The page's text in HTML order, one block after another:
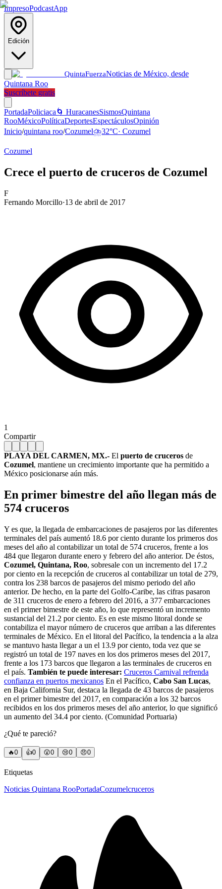
ImpresoPodcastApp
Edición
QuintaFuerzaNoticias de México, desde
Quintana Roo
Suscríbete gratis
PortadaPoliciaca 🌀 HuracanesSismosQuintana
RooMéxicoPolíticaDeportesEspectáculosOpinión
Inicio/quintana roo/Cozumel⛈️32°C· Cozumel
Cozumel
Crece el puerto de cruceros de Cozumel
F
Fernando Morcillo·13 de abril de 2017
1
Compartir
PLAYA DEL CARMEN, MX.- El puerto de cruceros de
Cozumel, mantiene un crecimiento importante que ha permitido a
México posicionarse aún más.
En primer bimestre del año llegan más de
574 cruceros
Y es que, la llegada de embarcaciones de pasajeros por las diferentes
terminales del país aumentó 18.6 por ciento durante los primeros dos
meses del año al contabilizar un total de 574 cruceros, frente a los
484 que llegaron durante enero y febrero del año anterior. De éstos,
Cozumel, Quintana, Roo, sobresale con un incremento del 17.2
por ciento en la recepción de cruceros al contabilizar un total de 279,
contra los 238 barcos de pasajeros del mismo periodo del año
anterior. De hecho, en la parte del Golfo-Caribe, las cifras pasaron
de 311 cruceros de enero a febrero del 2016, a 377 embarcaciones
en el primer bimestre de este año, lo que representó un incremento
sustancial del 21.2 por ciento. Es en este mismo litoral donde se
contabiliza el mayor número de cruceros que arriban a las diferentes
terminales de México. En el litoral del Pacífico, la tendencia a la alza
se mantuvo hasta llegar a un el 13.9 por ciento, toda vez que se
registró un total de 197 naves en los dos primeros meses del 2017,
frente a los 173 barcos que llegaron a las terminales de cruceros en
el país. También te puede interesar: Cruceros Carnival refrenda
confianza en puertos mexicanos En el Pacífico, Cabo San Lucas,
en Baja California Sur, destaca la llegada de 43 barcos de pasajeros
en el primer bimestre del 2017, en comparación a los 32 barcos
recibidos en los dos primeros meses del año anterior, lo que significó
un aumento del 34.4 por ciento. (Comunidad Portuaria)
¿Qué te pareció?
🔥0 👍0 😲0 😢0 😠0
Etiquetas
Noticias Quintana RooPortadaCozumelcruceros